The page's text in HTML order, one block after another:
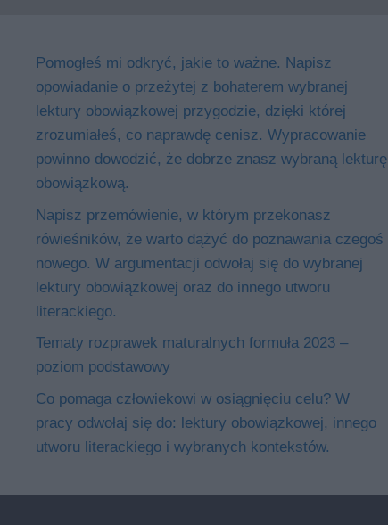
Pomogłeś mi odkryć, jakie to ważne. Napisz
opowiadanie o przeżytej z bohaterem wybranej
lektury obowiązkowej przygodzie, dzięki której
zrozumiałeś, co naprawdę cenisz. Wypracowanie
powinno dowodzić, że dobrze znasz wybraną lekturę
obowiązkową.
Napisz przemówienie, w którym przekonasz
rówieśników, że warto dążyć do poznawania czegoś
nowego. W argumentacji odwołaj się do wybranej
lektury obowiązkowej oraz do innego utworu
literackiego.
Tematy rozprawek maturalnych formuła 2023 –
poziom podstawowy
Co pomaga człowiekowi w osiągnięciu celu? W
pracy odwołaj się do: lektury obowiązkowej, innego
utworu literackiego i wybranych kontekstów.